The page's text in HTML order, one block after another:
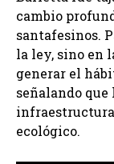
cambio
santafesinos.
la ley, sino en
generar el
señalando que
ecológico.